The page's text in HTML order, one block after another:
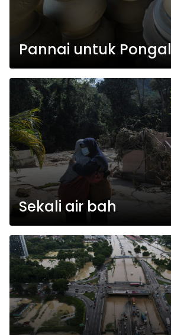
Pannai untuk Pongal
Sekali air bah